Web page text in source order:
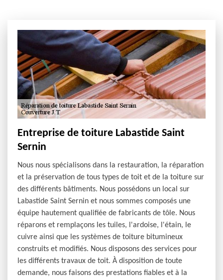
Entreprise de toiture Labastide Saint
Sernin
Nous nous spécialisons dans la restauration, la réparation
et la préservation de tous types de toit et de la toiture sur
des différents bâtiments. Nous possédons un local sur
Labastide Saint Sernin et nous sommes composés une
équipe hautement qualifiée de fabricants de tôle. Nous
réparons et remplaçons les tuiles, l'ardoise, l'étain, le
cuivre ainsi que les systèmes de toiture bitumineux
construits et modifiés. Nous disposons des services pour
les différents travaux de toit. À disposition de toute
demande, nous faisons des prestations fiables et à la